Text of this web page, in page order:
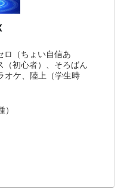
ロ（ちょい自信あ
（初心者）、そろばん
オケ、陸上（学生時